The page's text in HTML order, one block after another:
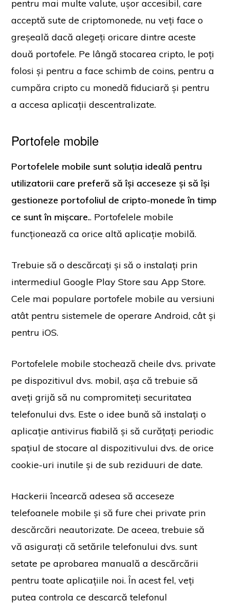
pentru mai multe valute, ușor accesibil, care
acceptă sute de criptomonede, nu veți face o
greșeală dacă alegeți oricare dintre aceste
două portofele. Pe lângă stocarea cripto, le poți
folosi și pentru a face schimb de coins, pentru a
cumpăra cripto cu monedă fiduciară și pentru
a accesa aplicații descentralizate.
Portofele mobile
Portofelele mobile sunt soluția ideală pentru
utilizatorii care preferă să își acceseze și să își
gestioneze portofoliul de cripto-monede în timp
ce sunt în mișcare.. Portofelele mobile
funcționează ca orice altă aplicație mobilă.
Trebuie să o descărcați și să o instalați prin
intermediul Google Play Store sau App Store.
Cele mai populare portofele mobile au versiuni
atât pentru sistemele de operare Android, cât și
pentru iOS.
Portofelele mobile stochează cheile dvs. private
pe dispozitivul dvs. mobil, așa că trebuie să
aveți grijă să nu compromiteți securitatea
telefonului dvs. Este o idee bună să instalați o
aplicație antivirus fiabilă și să curățați periodic
spațiul de stocare al dispozitivului dvs. de orice
cookie-uri inutile și de sub reziduuri de date.
Hackerii încearcă adesea să acceseze
telefoanele mobile și să fure chei private prin
descărcări neautorizate. De aceea, trebuie să
vă asigurați că setările telefonului dvs. sunt
setate pe aprobarea manuală a descărcării
pentru toate aplicațiile noi. În acest fel, veți
putea controla ce descarcă telefonul